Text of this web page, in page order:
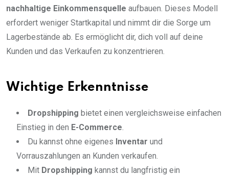
nachhaltige Einkommensquelle aufbauen. Dieses Modell
erfordert weniger Startkapital und nimmt dir die Sorge um
Lagerbestände ab. Es ermöglicht dir, dich voll auf deine
Kunden und das Verkaufen zu konzentrieren.
Wichtige Erkenntnisse
Dropshipping bietet einen vergleichsweise einfachen
Einstieg in den E-Commerce.
Du kannst ohne eigenes Inventar und
Vorrauszahlungen an Kunden verkaufen.
Mit Dropshipping kannst du langfristig ein